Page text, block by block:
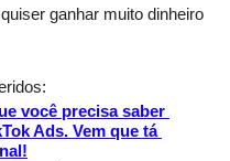
ganhar muito dinheiro
você precisa saber
Ads. Vem que tá